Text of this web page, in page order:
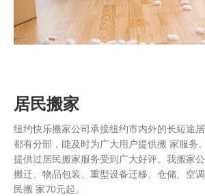
居民搬家
纽约快乐搬家公司承接纽约市内外的长短途
都有分部，能及时为广大用户提供搬 家服务
提供过居民搬家服务受到广大好评。我搬家
搬迁、物品包装、重型设备迁移、仓储、空
民搬 家70元起。